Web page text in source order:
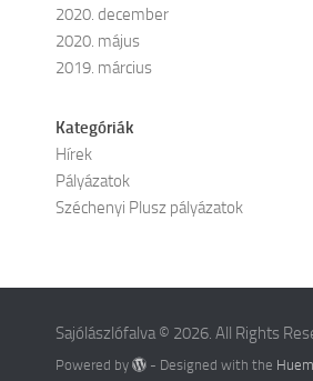
2020. december
2020. május
2019. március
Kategóriák
Hírek
Pályázatok
Széchenyi Plusz pályázatok
Sajólászlófalva © 2026. All Rights
Powered by - Designed with the